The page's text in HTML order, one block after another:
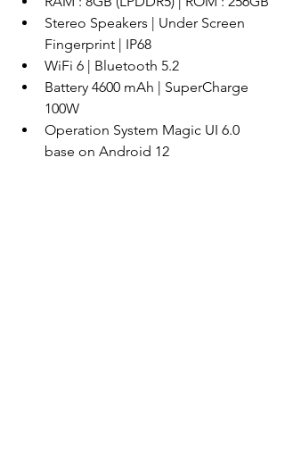
Stereo Speakers | Under Screen
Fingerprint | IP68
WiFi 6 | Bluetooth 5.2
Battery 4600 mAh | SuperCharge
100W
Operation System Magic UI 6.0
base on Android 12